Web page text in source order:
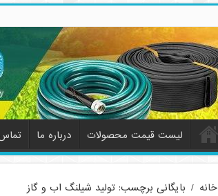
لیست قیمت محصولات درباره ما
خانه / بایگانی برچسب: تولید شیلنگ اب و گاز